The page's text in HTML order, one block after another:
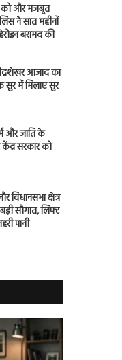
को और मजबूत
ने सात महीनों
बरामद की
आजाद का
सुर में मिलाए सुर
और जाति के
सरकार को
विधानसभा क्षेत्र
सौगात, लिफ्ट
पानी